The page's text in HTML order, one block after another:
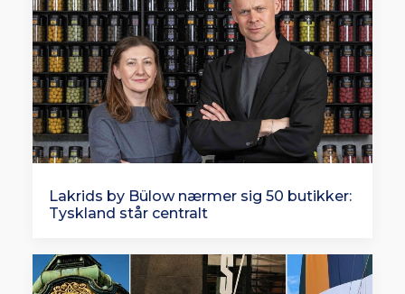
Lakrids by Bülow nærmer sig 50 butikker:
Tyskland står centralt